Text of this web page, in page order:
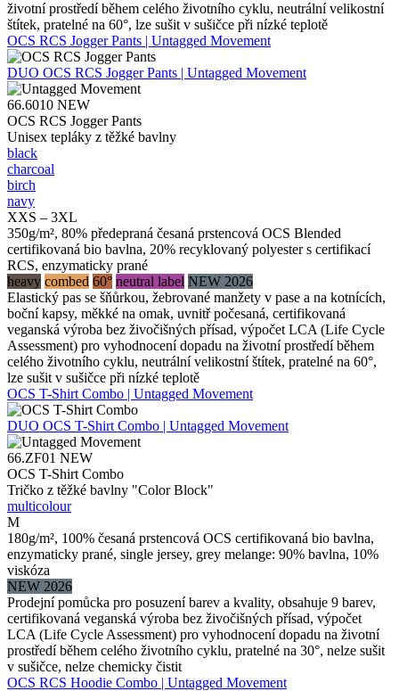
životní prostředí během celého životního cyklu, neutrální velikostní
štítek, pratelné na 60°, lze sušit v sušičce při nízké teplotě
OCS RCS Jogger Pants | Untagged Movement
DUO OCS RCS Jogger Pants | Untagged Movement
66.6010 NEW
OCS RCS Jogger Pants
Unisex tepláky z těžké bavlny
black
charcoal
birch
navy
XXS – 3XL
350g/m², 80% předepraná česaná prstencová OCS Blended
certifikovaná bio bavlna, 20% recyklovaný polyester s certifikací
RCS, enzymaticky prané
heavy combed 60° neutral label NEW 2026
Elastický pas se šňůrkou, žebrované manžety v pase a na kotnících,
boční kapsy, měkké na omak, uvnitř počesaná, certifikovaná
veganská výroba bez živočišných přísad, výpočet LCA (Life Cycle
Assessment) pro vyhodnocení dopadu na životní prostředí během
celého životního cyklu, neutrální velikostní štítek, pratelné na 60°,
lze sušit v sušičce při nízké teplotě
OCS T-Shirt Combo | Untagged Movement
DUO OCS T-Shirt Combo | Untagged Movement
66.ZF01 NEW
OCS T-Shirt Combo
Tričko z těžké bavlny "Color Block"
multicolour
M
180g/m², 100% česaná prstencová OCS certifikovaná bio bavlna,
enzymaticky prané, single jersey, grey melange: 90% bavlna, 10%
viskóza
NEW 2026
Prodejní pomůcka pro posuzení barev a kvality, obsahuje 9 barev,
certifikovaná veganská výroba bez živočišných přísad, výpočet
LCA (Life Cycle Assessment) pro vyhodnocení dopadu na životní
prostředí během celého životního cyklu, pratelné na 30°, nelze sušit
v sušičce, nelze chemicky čistit
OCS RCS Hoodie Combo | Untagged Movement